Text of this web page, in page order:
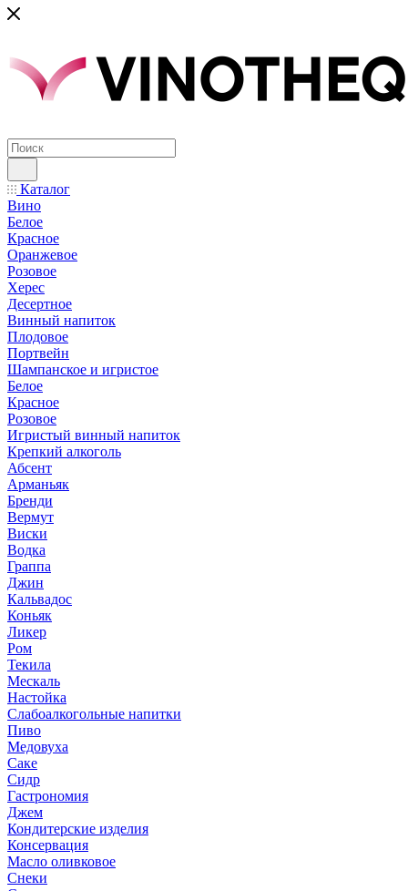
Каталог
Вино
Белое
Красное
Оранжевое
Розовое
Херес
Десертное
Винный напиток
Плодовое
Портвейн
Шампанское и игристое
Белое
Красное
Розовое
Игристый винный напиток
Крепкий алкоголь
Абсент
Арманьяк
Бренди
Вермут
Виски
Водка
Граппа
Джин
Кальвадос
Коньяк
Ликер
Ром
Текила
Мескаль
Настойка
Слабоалкогольные напитки
Пиво
Медовуха
Саке
Сидр
Гастрономия
Джем
Кондитерские изделия
Консервация
Масло оливковое
Снеки